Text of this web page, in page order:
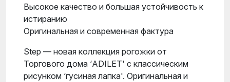
Высокое качество и большая устойчивость к
истиранию
Оригинальная и современная фактура
Step — новая коллекция рогожки от
Торгового дома ‘ADILET' с классическим
рисунком ‘гусиная лапка'. Оригинальная и